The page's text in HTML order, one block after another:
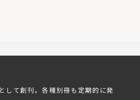
して創刊。各種別冊も定期的に発